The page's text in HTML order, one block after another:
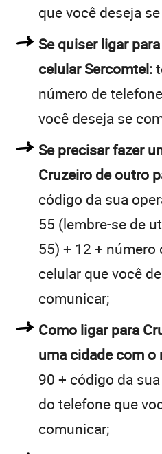
que você deseja
Se quiser ligar
celular Sercomtel:
número de
você deseja se
Se precisar fazer
Cruzeiro de outro
código da sua
55 (lembre-se de
55) + 12 +
celular que você
comunicar;
Como ligar para
uma cidade com o
90 + código da
do telefone que
comunicar;